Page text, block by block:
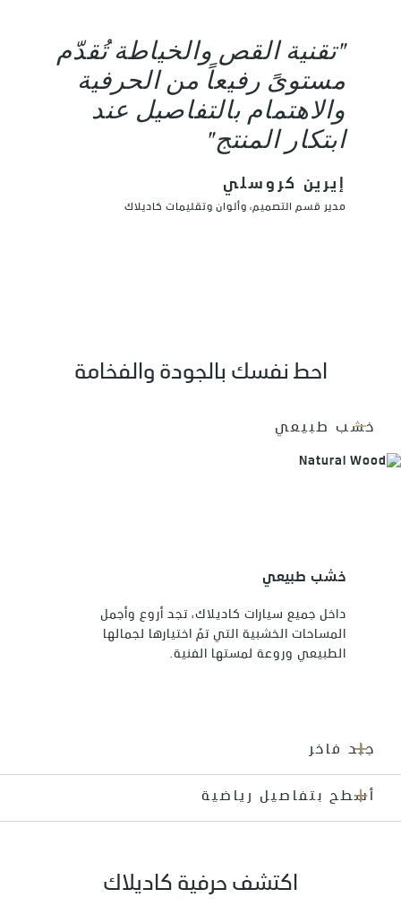
"تقنية القص والخياطة تُقدّم
مستوىً رفيعاً من الحرفية
والاهتمام بالتفاصيل عند
ابتكار المنتج"
إيرين كروسلي
مدير قسم التصميم، وألوان وتقليمات كاديلاك
احط نفسك بالجودة والفخامة
خشب طبيعي
خشب طبيعي
داخل جميع سيارات كاديلاك، تجد أروع وأجمل
المساحات الخشبية التي تمّ اختيارها لجمالها
الطبيعي وروعة لمستها الفنية.
جلد فاخر
أسطح بتفاصيل رياضية
اكتشف حرفية كاديلاك